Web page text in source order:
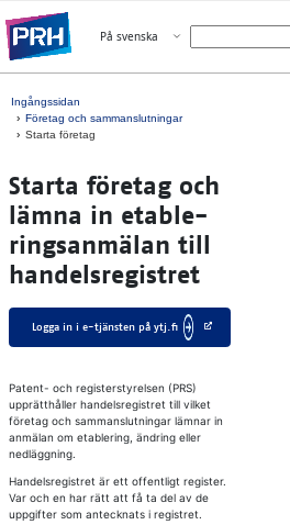
Välj språk
På svenska Öppna menyn
Ingångssidan
Företag och sammanslutningar
Starta företag
Star­ta fö­re­tag och
läm­na in eta­b­le­
ring­san­mä­lan till
han­dels­re­gi­stret
Logga in i e-tjänsten på ytj.fi
Patent- och registerstyrelsen (PRS)
upprätthåller handelsregistret till vilket
företag och sammanslutningar lämnar in
anmälan om etablering, ändring eller
nedläggning.
Handelsregistret är ett offentligt register.
Var och en har rätt att få ta del av de
uppgifter som antecknats i registret.